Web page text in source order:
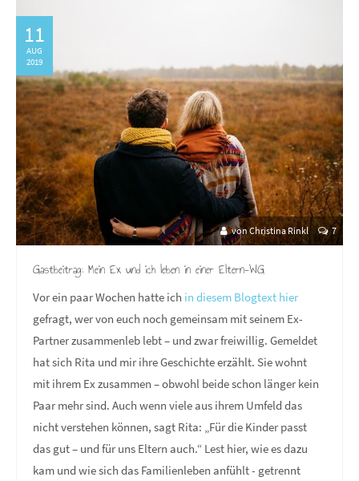
11
AUG
2019
von Christina Rinkl 7
Gastbeitrag: Mein Ex und ich leben in einer Eltern-WG
Vor ein paar Wochen hatte ich in diesem Blogtext hier
gefragt, wer von euch noch gemeinsam mit seinem Ex-
Partner zusammenleb lebt – und zwar freiwillig. Gemeldet
hat sich Rita und mir ihre Geschichte erzählt. Sie wohnt
mit ihrem Ex zusammen – obwohl beide schon länger kein
Paar mehr sind. Auch wenn viele aus ihrem Umfeld das
nicht verstehen können, sagt Rita: „Für die Kinder passt
das gut – und für uns Eltern auch.“ Lest hier, wie es dazu
kam und wie sich das Familienleben anfühlt - getrennt